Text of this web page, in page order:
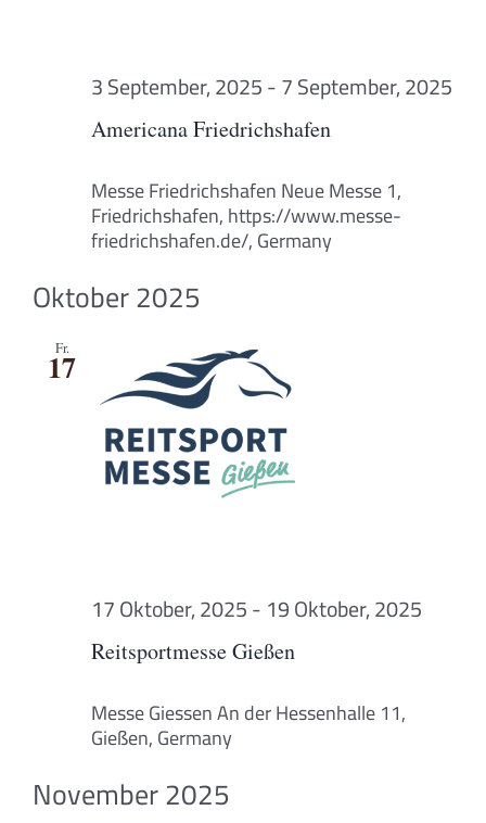
Americana Friedrichshafen
3 September, 2025-7 September, 2025
Messe FriedrichshafenNeue Messe 1,
Friedrichshafen, https://www.messe-
friedrichshafen.de/, Germany
Oktober 2025
Fr.
17
Reitsportmesse Gießen
17 Oktober, 2025-19 Oktober, 2025
Messe GiessenAn der Hessenhalle 11,
Gießen, Germany
November 2025